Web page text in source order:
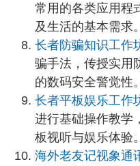
常用的各类应用程
及生活的基本需求。
长者防骗知识工作
骗手法，传授实用
的数码安全警觉性。
长者平板娱乐工作
进行基础操作教学
板视听与娱乐体验。
海外老友记视象通